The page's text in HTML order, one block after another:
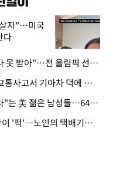
자"…미국
다
· "척추 부상에도 검사 못 받아"…전 올림픽 선수, 美봅슬레이협회 상대 소송
· 英유명 여배우, 큰 교통사고서 기아차 덕에 살았다
· "주식 매일 사고판다"는 美 젊은 남성들…64%가 "나는 인생의 패배자“
· 엘베 문 열리자 지팡이 '퍽'…노인의 택배기사 폭행 이유